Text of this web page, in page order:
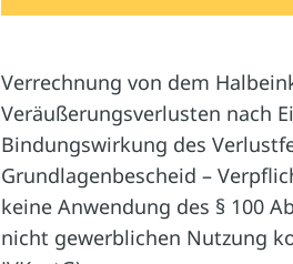
Verrechnung von dem
Veräußerungsverlusten nach
Bindungswirkung des
Grundlagenbescheid –
keine Anwendung des § 100
nicht gewerblichen Nutzung